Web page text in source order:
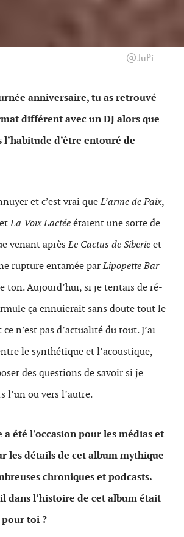
@JuPi
anniversaire, tu as retrouvé
différent avec un DJ alors que
d’être entouré de
et c’est vrai queL’arme de Paix,
etLa Voix Lactéeétaient une sorte de
venant aprèsLe Cactus de Siberieet
rupture entamée parLipopette Bar
ton. Aujourd’hui, si je tentais de ré-
ça ennuierait sans doute tout le
n’est pas d’actualité du tout. J’ai
le synthétique et l’acoustique,
des questions de savoir si je
l’un ou vers l’autre.
été l’occasion pour les médias et
les détails de cet album mythique
chroniques et podcasts.
dans l’histoire de cet album était
toi ?